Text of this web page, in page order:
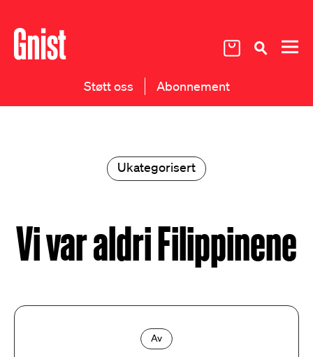
Støtt oss Abonnement
Ukategorisert
Vi var aldri Filippinene
Av